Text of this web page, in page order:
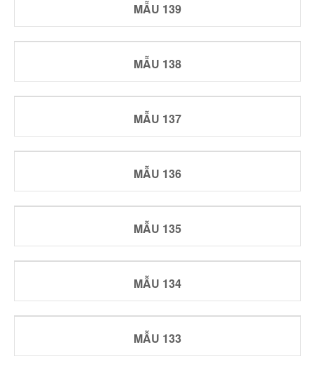
MẪU 139
MẪU 138
MẪU 137
MẪU 136
MẪU 135
MẪU 134
MẪU 133